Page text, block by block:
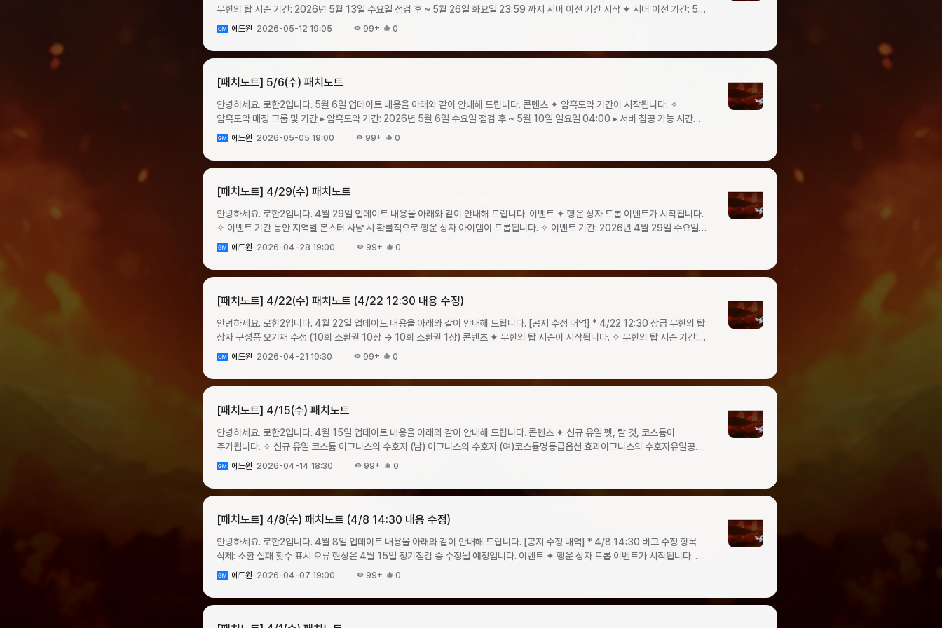
후아이템명개수아이템명개수길드레이드 1위 상자빛나는 고대의 강화석 상자1빛나는 고대의 강화석 상자2고대의 강화석
상자1고대의 강화석 상자1오브 원석 상자(50)6오브 원석 상자(50)6가더 랜덤 상자3가더 랜덤 상자3 ✦ 타락한 영웅의 전당 4층
공격력을 하향합니다.타락의 영웅의 전당 4층 밸런스 조정몬스터명변경 사항그늘진 플레터공격력 하향망각의 맨티스망각의 머맨
있습니다. ✧ 이벤트 기간: 2026년 6월 17일 수요일 점검 후 ~ 2026년 7월 8일 수요일 점검 전 ✧ 이벤트 진행 방법 ▸ 이벤트 기간
상점 판매하지 않도록 주의 부탁드리며, 이벤트 기간이 종료되어 사용처가 없어진 화채는 상점에 판매하실 수 있습니다. ▸ 제작
메뉴에서 수박 화채를 재료로 다양한 아이템을 제작할 수 있습니다. ❈ 이벤트 제작식은 이벤트 종료 시 비활성화됩니다. ▸ 수박 화채
사용 제작식 ❈ 제작 아이템은 모두 거래 불가 아이템으로 획득됩니다. 제작 아이템재료 아이템제작 비용성공
원석1수박 화채510크론100%혼돈의 문양 강화석 상자10수박 화채510크론100%페르소나 중급 상자5수박 화채510크론100%
화채2010크론100%공격형 가더1수박 화채15010크론100%방어형 가더1수박 화채15010크론100% ✦ 플록스의 해변 출석
이벤트 기간 동안 출석 시 출석 일차별로 보상을 지급합니다. ▹ 출석은 이벤트 페이지에서 일차별 보상을 클릭/터치하여 진행할 수
있습니다. ▹ 출석 보상은 서버당 1회 수령 가능하며, 캐릭터 인벤토리로 즉시 지급됩니다. ▹ 매일 05:00 기준으로 다음 출석 일차
보상이 활성화됩니다. ▸ 출석 일차별 보상일차출석 보상아이템명개수1방어형 가더12오브 원석203페르소나 상급 상자104타락한
원석2010페르소나 상급 상자1011마력석212빛나는 특급 강화석513에이션트 스킬 강화석5014고대의 강화석5 ✦ 던전 입장
기간 동안 일일 던전 입장 가능 횟수가 1회 → 2회로 증가합니다. ✦ 황금 오브 패키지 이벤트가 시작됩니다. ✧ 판매 기간: 2026년
6월 17일 수요일 점검 후 ~ 2026년 7월 8일 수요일 점검 전패키지명패키지 구성가격구매 제한아이템명개수황금 오브 패키지오브
원석50033,000원계정당 주 3회타락한 영웅의 전당 모래시계15별의 파편10황금 주화10 ✦ 황금 문양 패키지 II 이벤트가
제한아이템명개수황금 문양 패키지 II혼돈의 문양강화석 상자501500만 크론계정 당 30회황금 주화1 밸런스 ✦ 직업별 스킬
스킬 변경사항 ▸휴먼 (스킬 가이드 바로가기)직업스킬 타입스킬명변경 사항나이트액티브싸이킥 크래쉬 대미지 계수 상향어썰트
최대 대상 수 상향 (5 → 7), 쿨타임 감소디펜더액티브드로잉 쉴드 최대 대상 수 상향 (5 → 7)익스팅션 쿨타임 감소 ▸엘프 (스킬
가이드 바로가기)직업스킬 타입스킬명변경 사항힐러액티브아케인버스트 쿨타임 감소디바인 빔 최대 대상 수 상향 (3 → 5)세인트
쿨타임 감소템플러액티브홀리 라이트 최대 대상 수 상향 (5 → 7), 쿨타임 감소마레아스 해머 최대 대상 수 상향 (5 → 7), 대미지
가이드 바로가기)직업스킬 타입스킬명변경 사항아처액티브싸이킥 피어스 쿨타임 감소더블 스트라이크 쿨타임 감소인스네어샷
쿨타임 감소, 대미지 계수 상향드릴샷 대미지 계수 상향 ▸단 (스킬 가이드 바로가기)직업스킬 타입스킬명변경
사항어쌔신액티브블라인드 대미지 계수 상향사일런스 쿨타임 감소싸이킥팬텀 쿨타임 감소, 대미지 계수 상향 어벤저액티브컨퓨전
포그 쿨타임 감소, 대미지 계수 상향 더블 싸이킥 팬텀 쿨타임 감소데스콜 쿨타임 감소프레데터액티브데몰리션 최대 대상 수 상향 (5
→ 7), 대미지 계수 상향댄싱 블레이드 쿨타임 감소베너머스 블레이드 최대 대상 수 상향 (5 → 7), 대미지 계수 상향, 쿨타임
감소포이즌 포그 대미지 계수 상향패시브옥토퍼스 발동 조건 ‘모든 공격 시’로 변경 ▸데칸 (스킬 가이드 바로가기)직업스킬
감소드래곤 나이트액티브브레스 최대 대상 수 상향 (5 → 7), 대미지 계수 상향타운트 대미지 계수 상향더블 포어 쿨타임
개선 위주의 업데이트가 이뤄졌습니다. 앞으로도 보내주시는 의견에 귀기울이며 더욱 편리하고 쾌적한 게임 환경을 제공하기 위해
노력하겠습니다. 감사합니다.
패키지Ⅰ타락한 영웅의 전당 모래시계40₩66,000계정당 5회빛나는 특급 강화석5온의 파편2도약 준비 패키지
Ⅱ마력석60₩99,000계정당 5회빛나는 특급 강화석10온의 파편3 ✦ 황금 문양 패키지 II 이벤트가 시작됩니다. ✧ 판매 기간:
패키지 II혼돈의 문양강화석 상자501500만 크론계정 당 30회황금 주화1 최적화 ✦ 서버 안정화 신규 업데이트 준비를 위해 지난
진행합니다. 이번 주에는 서버 이전 기간 종료 후 변화된 서버 환경에 맞춰차주 신규 콘텐츠 업데이트를 준비하기 위한 서버 안정화
무한의 탑 시즌 기간: 2026년 5월 13일 수요일 점검 후 ~ 5월 26일 화요일 23:59 까지 서버 이전 기간 시작 ✦ 서버 이전 기간: 5월
15일 금요일 12:00 ~ 5월 17일 일요일 23:00 ✧ 04:00 ~ 09:00 시간대에는 서버 이전이 불가능합니다. ✦ 서버 이전 진행 ✧
제한은 없습니다. ▸ 서버 이전권은 서버 이전 기간 중에만 구매가 가능하며, 이외 기간에는 구매 기능이 비활성화됩니다. ▸ 서버
같은 국가의 서버로만 이전 가능합니다. (KR ↔ TW 서버 이전 불가) ▸자세한 이전 방법 및 조건은 서버 이전 가이드를 참고해
이전권’ 구매가 가능합니다. 이벤트 ✦ 강화 비용 할인 이벤트가 시작됩니다. ✧ 이벤트 기간: 2026년 5월 13일 수요일 점검 후 ~
2026년 5월 20일 수요일 점검 전 ✧ 이벤트 내용: 이벤트 기간 동안 신화 장비를 포함한 전 구간의 강화 비용이 30% 할인됩니다. ✦
눈부신 황금 패키지 이벤트가 시작됩니다. ✧ 판매 기간: 2026년 5월 13일 수요일 점검 후 ~ 2026년 5월 27일 수요일 점검
크론계정당 10회황금 주화1눈부신 황금수수께끼 알 패키지눈부신 수수께끼 알 (10회)11500만 크론계정당 10회황금 주화1눈부신
업데이트 준비를 위한 사전 작업으로 서버 안정화가 진행됩니다. 이번 주에는 앞으로 있을 업데이트 준비를 위한 사전 작업으로 서버
에드윈 2026-05-12 19:05 99+ 0
[패치노트] 5/6(수) 패치노트
안녕하세요. 로한2입니다. 5월 6일 업데이트 내용을 아래와 같이 안내해 드립니다. 콘텐츠 ✦ 암흑도약 기간이 시작됩니다. ✧
암흑도약 매칭 그룹 및 기간 ▸ 암흑도약 기간: 2026년 5월 6일 수요일 점검 후 ~ 5월 10일 일요일 04:00 ▸ 서버 침공 가능 시간대:
09:00 ~ 익일 04:00 ▸ 암흑도약 그룹 구성프라임 그룹매칭 서버1그룹아인호른1몬트1-2그룹카이논1에톤1-3그룹온1플록스1-
이벤트 ✦ 신록의 정수 이벤트가 진행됩니다. ✧ 이벤트 기간 동안 의뢰 보상으로 지급되는 신록의 정수를 다양한 보상으로 교환할 수
동안 의뢰 완료 시 보상으로 ‘신록의 정수’를 2개씩 획득합니다. ❈ 획득한 정수는 개당 10크론에 상점 판매 가능합니다. 이벤트 기간
메뉴에서 신록의 정수를 재료로 다양한 아이템을 제작할 수 있습니다. ❈ 이벤트 제작식은 이벤트 종료 시 비활성화됩니다. ▸ 신록의
정수 사용 제작식 ❈ 제작 아이템은 모두 거래 불가 아이템으로 획득됩니다. 제작 아이템재료 아이템제작 비용성공
확률아이템명개수아이템명개수눈부신 크리스탈50신록의 정수110크론100%스킬 강화석300신록의 정수310크론100%혼돈의
정수1010크론100%마력석1신록의 정수2010크론100%타락한 영웅의 전당 모래시계1신록의 정수2010크론100%상급 문양
정수30010크론100% ✦ 신록의 숨결 출석 이벤트가 시작됩니다. ✧ 이벤트 기간: 2026년 5월 6일 수요일 점검 후 ~ 2026년 5월
일차별 보상을 클릭/터치하여 진행할 수 있습니다. ▹ 출석 보상은 서버당 1회 수령 가능하며, 캐릭터 인벤토리로 즉시 지급됩니다. ▹
매일 05:00 기준으로 다음 출석 일차 보상이 활성화됩니다. ▸ 출석 일차별 보상일차출석 보상아이템명개수1혼돈의 문양 강화석
상자1002타락한 영웅의 전당 모래시계53빛나는 특급 강화석54눈부신 코스튬 카드 소환권 (10회)35눈부신 탈 것 소환권
카드 소환권 (10회)511눈부신 탈 것 소환권 (10회)512눈부신 수수께끼 알 (10회)513마력석214빛나는 스킬 강화석1 ✦ 던전
이벤트 기간 동안 일일 던전 입장 가능 횟수가 1회 → 2회로 증가합니다. ✦ 신록의 강화 패키지 이벤트가 시작됩니다. ✧ 판매 기간:
2026년 5월 6일 수요일 점검 후 ~ 2026년 5월 27일 수요일 점검 전패키지명패키지 구성가격구매 제한아이템명개수신록의 강화
패키지타락한 영웅의 전당 모래시계5099,000원계정 당 5회빛나는 특급 강화석10고대의 강화석33000 루비 상자1 ✦ 황금 문양
패키지 II 이벤트가 시작됩니다. ✧ 판매 기간: 2026년 5월 6일 수요일 점검 후 ~ 2026년 5월 20일 수요일 점검 전패키지명패키지
구성가격구매 제한아이템명개수황금 문양 패키지 II혼돈의 문양강화석 상자501500만 크론계정 당 30회황금 주화1 이번
감사합니다.
에드윈 2026-05-05 19:00 99+ 0
[패치노트] 4/29(수) 패치노트
안녕하세요. 로한2입니다. 4월 29일 업데이트 내용을 아래와 같이 안내해 드립니다. 이벤트 ✦ 행운 상자 드롭 이벤트가 시작됩니다.
✧ 이벤트 기간 동안 지역별 몬스터 사냥 시 확률적으로 행운 상자 아이템이 드롭됩니다. ✧ 이벤트 기간: 2026년 4월 29일 수요일
점검 후 ~ 2026년 5월 6일 수요일 점검 전 ✧ 지역별 드롭 행운 상자 안내지역드롭 행운 상자델 라고스하급 행운 상자비아
섬최상급 행운 상자아르메네스타락한 영웅의 전당 1층리옴특급 행운 상자이그니스타락한 영웅의 전당 2~5층 ▸ 상자의 드롭 확률은
정예 몬스터는 특별히 높은 확률로 특급 행운 상자를 드롭합니다. ▸ 동일 지역 내에서는 몬스터 종류에 관계없이 상자 드롭 확률이
이벤트 기간 동안 판매하는 스크롤을 사용해 1주년 혼돈의 균열을 클리어하고 보상을 획득할 수 있습니다. ✧ 이벤트(스크롤 판매)
기간: 2026년 4월 29일 수요일 점검 후 ~ 2026년 5월 6일 수요일 점검 전 까지 ▸ 스크롤 판매 기간 종료 후에도 보유한 스크롤을
사용해 이벤트 혼돈의 균열 입장 및 보상 획득이 가능합니다. ▸ 스크롤 판매 기간 종료 후에도 기념 코인을 사용한 제작이 가능합니다.
이벤트가 시작됩니다. ✧ 판매 기간: 2026년 4월 29일 수요일 점검 후 ~ 2026년 5월 6일 수요일 점검 전까지패키지명패키지
파편2도약 준비 패키지 Ⅱ마력석60₩99,000계정당 5회빛나는 특급 강화석10온의 파편3 ✦ 눈부신 황금 패키지 이벤트가
제한아이템명개수눈부신 황금코스튬 패키지눈부신 코스튬 카드 소환권 (10회)11500만 크론계정당 10회황금 주화1눈부신
황금수수께끼 알 패키지눈부신 수수께끼 알 (10회)11500만 크론계정당 10회황금 주화1눈부신 황금탈 것 패키지눈부신 탈 것
소환권 (10회)11500만 크론계정당 10회황금 주화1 편의성 개선 ✦ 스탯 포인트 분배 수치를 입력할 수 있는 기능이 추가됩니다. ✧
추가됩니다. ✧ 상점 자동 소환 시 ‘자동 중지 무시’ 옵션을 설정하시면 고대/전설 등급을 획득해도 소환을 중지하지 않습니다. 서버
펼쳐지고 있는 유저 분들의 치열한 연합 구도와 뜨거운 전투의 열기를 저희 운영진 역시 매일 깊은 관심과 응원 속에서 지켜보고
있습니다. 다만 이 과정에서 특정 전장에 많은 인원이 집중될 경우 렉 현상으로 인한 불편이 발생할 수 있다고 판단하였습니다. 이에
가장 중요해야 할 전투의 순간을 온전히 즐기실 수 있도록, 이번 점검을 통한 서버 스펙 상향을 결정하였습니다. 그래픽 ✦ 다크엘프
사이드 무기의 질감 표현을 개선합니다. 버그 수정 ▸ 칭호 수집 효과에서 물리/마법 치명타 저항률에 퍼센트(%) 단위가 누락된 표기
오류를 수정합니다. 이번 주에는 서버 이전 종료 후 이용자가 몰린 서버에 발생할 수 있는 렉 현상을 대비한 선제적 서버 스펙
에드윈 2026-04-28 19:00 99+ 0
[패치노트] 4/22(수) 패치노트 (4/22 12:30 내용 수정)
안녕하세요. 로한2입니다. 4월 22일 업데이트 내용을 아래와 같이 안내해 드립니다. [공지 수정 내역] * 4/22 12:30 상급 무한의 탑
상자 구성품 오기재 수정 (10회 소환권 10장 → 10회 소환권 1장) 콘텐츠 ✦ 무한의 탑 시즌이 시작됩니다. ✧ 무한의 탑 시즌 기간:
2026년 4월 22일 수요일 점검 후 ~ 5월 5일 화요일 23:59 까지 서버 이전 기간 시작 ✦ 서버 이전 기간: 4월 24일 금요일 12:00
이전권을 소모하여 서버를 이동할 수 있습니다. ▸ 서버 이전권의 가격은 개당 1200 루비이며, 구매 횟수 제한은 없습니다. ▸ 서버
캐릭터로 서버 이전권을 구매/보유해야 합니다. ▸ 서버 이전 기간 중 계정별 이동 횟수는 제한이 없습니다. ▸ 같은 국가의 서버로만
이전 가이드 바로가기 ▸서버 이전 기간 중 계정 당 1회 크론으로 구매 가능한 서버 이전권인 ‘도약 준비 이전권’ 구매가 가능합니다.
시스템 ✦ 무한의 탑 밸런스를 조정합니다. ✧ 41층 이상 스테이지의 몬스터 능력치를 상향합니다. ▸ 41층 이상에서 출현하는 일반,
보스 몬스터의 공격력, 방어력, 최대HP, 치명타 저항률을 상향합니다. ✧ 41층 이상 스테이지 클리어 보상을 상향합니다. ▸ 일반
스테이지기존변경아이템명개수아이템명개수41신화 무기 승급서 조각10신화 무기 승급서 조각1542신화 장신구 승급서
장신구 승급서 조각4545상급 무한의 탑 상자 A1상급 무한의 탑 상자 A(구성품 변경)146신화 무기 승급서 조각20신화 무기
조각7049신화 방어구 승급서 조각50신화 방어구 승급서 조각7050상급 무한의 탑 상자 S1상급 무한의 탑 상자 S(구성품 변경)1
▸ 상급 무한의 탑 상자 구성품 변경아이템명기존변경아이템명개수아이템명개수상급 무한의 탑 상자 A(45층 보스 보상)고대 스킬북
조각3고대 스킬북 조각3눈부신 수수께끼 알 (10회)1눈부신 수수께끼 알 (10회)1눈부신 코스튬 카드 소환권 (10회)1눈부신 코스튬
특급 강화석1빛나는 특급 강화석1질서의 PVP 주문서 상자5질서의 PVP 주문서 상자5신화 무기 승급서 조각50신화 무기 승급서
에드윈 2026-04-21 19:30 99+ 0
[패치노트] 4/15(수) 패치노트
안녕하세요. 로한2입니다. 4월 15일 업데이트 내용을 아래와 같이 안내해 드립니다. 콘텐츠 ✦ 신규 유일 펫, 탈 것, 코스튬이
추가됩니다. ✧ 신규 유일 코스튬 이그니스의 수호자 (남) 이그니스의 수호자 (여)코스튬명등급옵션 효과이그니스의 수호자유일공격
속도 +80%시전 속도 증가 +50%이동 속도 증가 +25%막기 확률 +10%HP 자연 회복량 +1000MP 자연 회복량 +1000피해량
등급 코스튬필요 코스튬 카드 수량12223242 활성화 개수유일 등급 코스튬코스튬 초기화 비용110000루비220000
+300방어력 +300물리 피해량 증가 +10%마법 피해량 증가 +10%4공격력 +300방어력 +300PvP 상태 이상 적중률
+2000상태 이상 적중률 +30%물리 치명타 확률 +30%마법 치명타 확률 +30%일반 몬스터 피해량 증가 +25%보스 몬스터
피해량 증가 +25% ▸ 신규 펫의 도감 수집 효과가 추가됩니다. ▸ 유일 등급 펫이 2종이 됨에 따라, 합성 시 획득 확률이 각각 50%가
됩니다.유일 등급 펫 합성 시 획득 확률유일 등급 펫획득 확률아즈라곤50%그림본50% ▸ 유일 등급 펫의 교체 비용은
피해량 감소 +30%HP 포션 회복량 증가 +50%상태 이상 저항률 +30%물리 치명타 피해량 증가 +50%마법 치명타 피해량 증가
에드윈 2026-04-14 18:30 99+ 0
[패치노트] 4/8(수) 패치노트 (4/8 14:30 내용 수정)
안녕하세요. 로한2입니다. 4월 8일 업데이트 내용을 아래와 같이 안내해 드립니다. [공지 수정 내역] * 4/8 14:30 버그 수정 항목
삭제: 소환 실패 횟수 표시 오류 현상은 4월 15일 정기점검 중 수정될 예정입니다. 이벤트 ✦ 행운 상자 드롭 이벤트가 시작됩니다. ✧
이벤트 기간 동안 지역별 몬스터 사냥 시 확률적으로 행운 상자 아이템이 드롭됩니다. ✧ 이벤트 기간: 2026년 4월 8일 수요일 점검
마레아라우케신단 수도원에이브러리모리센중급 행운 상자영혼의 안식처가이잔상급 행운 상자흑룡의 성전바란섬 동부투쟁의
에드윈 2026-04-07 19:00 99+ 0